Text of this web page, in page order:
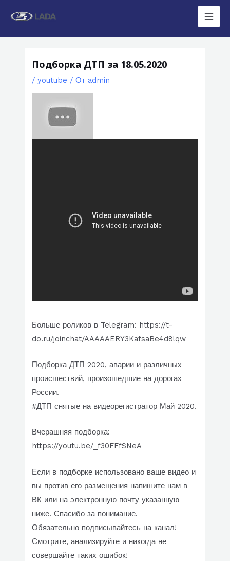
Main
Подборка ДТП за 18.05.2020
/youtube / От admin
Больше роликов в Telegram: https://t-
do.ru/joinchat/AAAAAERY3KafsaBe4d8lqw
Подборка ДТП 2020, аварии и различных
происшествий, произошедшие на дорогах
России.
#ДТП снятые на видеорегистратор Май 2020.
Вчерашняя подборка:
https://youtu.be/_f30FFfSNeA
Если в подборке использовано ваше видео и
вы против его размещения напишите нам в
ВК или на электронную почту указанную
ниже. Спасибо за понимание.
Обязательно подписывайтесь на канал!
Смотрите, анализируйте и никогда не
совершайте таких ошибок!